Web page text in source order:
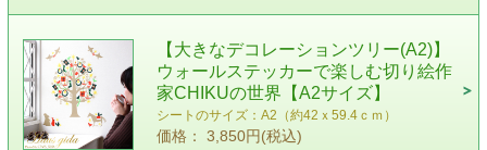
【大きなデコレーションツリー(A2)】
ウォールステッカーで楽しむ切り絵作
家CHIKUの世界【A2サイズ】
シートのサイズ：A2（約42ｘ59.4ｃｍ）
価格： 3,850円(税込)